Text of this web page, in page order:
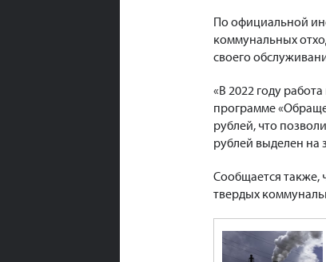
По официальной
коммунальных
своего
«В 2022 году
программе
рублей, что
рублей выделен на
Сообщается также,
твердых